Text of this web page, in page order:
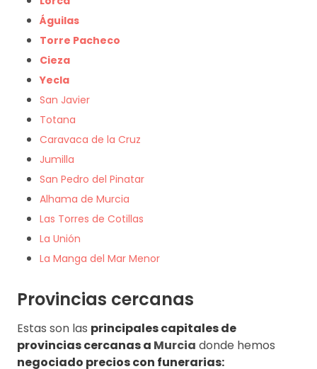
Águilas
Torre Pacheco
Cieza
Yecla
San Javier
Totana
Caravaca de la Cruz
Jumilla
San Pedro del Pinatar
Alhama de Murcia
Las Torres de Cotillas
La Unión
La Manga del Mar Menor
Provincias cercanas
Estas son las principales capitales de
provincias cercanas a Murcia donde hemos
negociado precios con funerarias: